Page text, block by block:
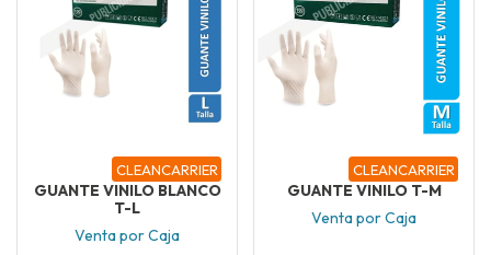
CLEANCARRIER
GUANTE VINILO BLANCO
T-L
Venta por Caja
CLEANCARRIER
GUANTE VINILO T-M
Venta por Caja